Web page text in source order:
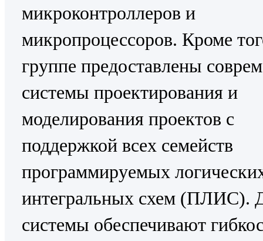
микроконтроллеров и
микропроцессоров. Кроме
группе предоставлены
системы проектирования и
моделирования проектов с
поддержкой всех семейств
программируемых
интегральных схем (ПЛИС).
системы обеспечивают